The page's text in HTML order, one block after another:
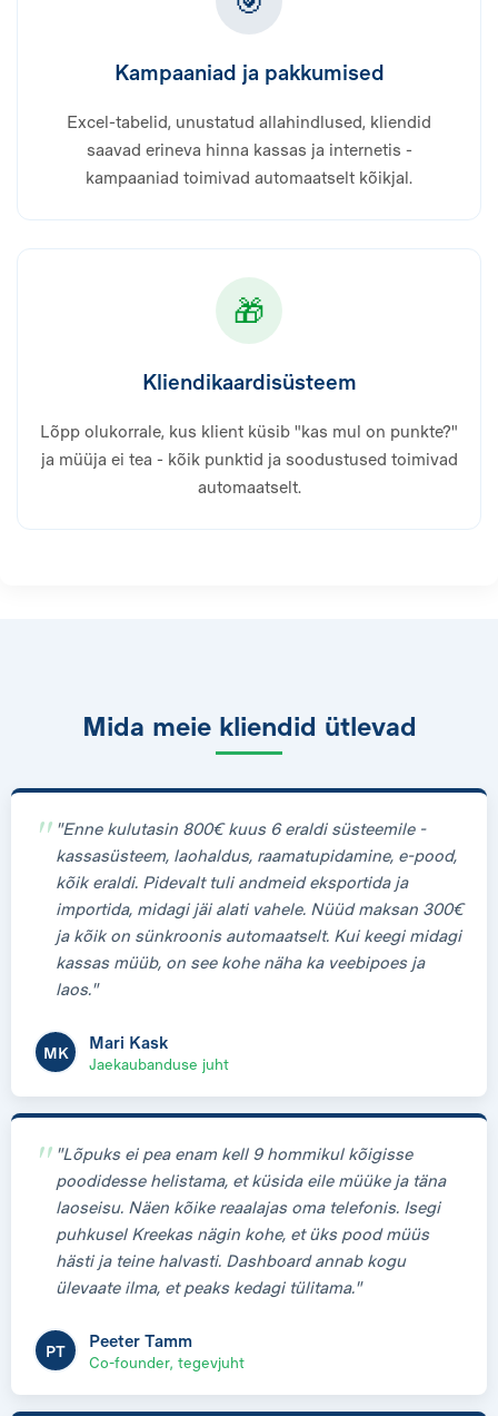
Kampaaniad ja pakkumised
Excel-tabelid, unustatud allahindlused, kliendid
saavad erineva hinna kassas ja internetis -
kampaaniad toimivad automaatselt kõikjal.
🎁
Kliendikaardisüsteem
Lõpp olukorrale, kus klient küsib "kas mul on punkte?"
ja müüja ei tea - kõik punktid ja soodustused toimivad
automaatselt.
Mida meie kliendid ütlevad
"Enne kulutasin 800€ kuus 6 eraldi süsteemile -
kassasüsteem, laohaldus, raamatupidamine, e-pood,
kõik eraldi. Pidevalt tuli andmeid eksportida ja
importida, midagi jäi alati vahele. Nüüd maksan 300€
ja kõik on sünkroonis automaatselt. Kui keegi midagi
kassas müüb, on see kohe näha ka veebipoes ja
laos."
MK
Mari Kask
Jaekaubanduse juht
"Lõpuks ei pea enam kell 9 hommikul kõigisse
poodidesse helistama, et küsida eile müüke ja täna
laoseisu. Näen kõike reaalajas oma telefonis. Isegi
puhkusel Kreekas nägin kohe, et üks pood müüs
hästi ja teine halvasti. Dashboard annab kogu
ülevaate ilma, et peaks kedagi tülitama."
PT
Peeter Tamm
Co-founder, tegevjuht